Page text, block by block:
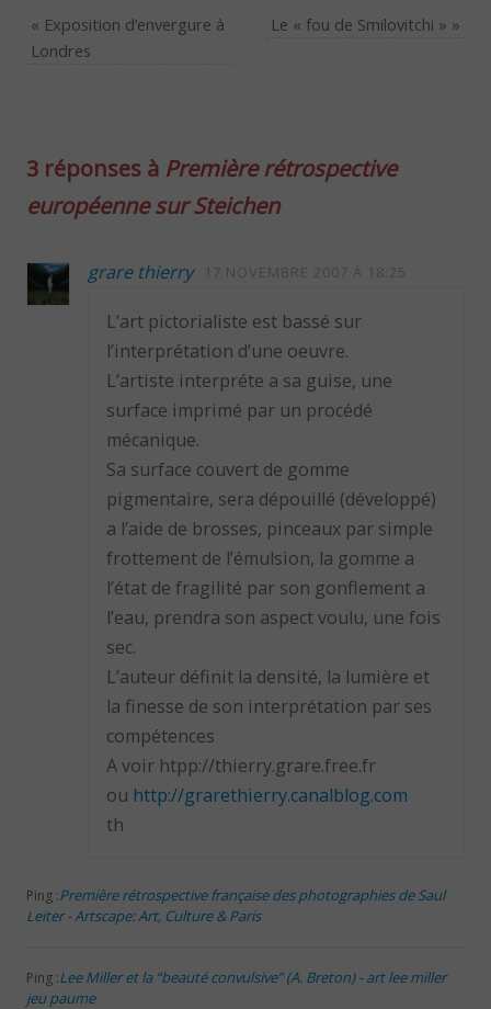
« Exposition d’envergure à
Londres
Le « fou de Smilovitchi » »
3 réponses à Première rétrospective
européenne sur Steichen
grare thierry 17 NOVEMBRE 2007 À 18:25
L’art pictorialiste est bassé sur
l’interprétation d’une oeuvre.
L’artiste interpréte a sa guise, une
surface imprimé par un procédé
mécanique.
Sa surface couvert de gomme
pigmentaire, sera dépouillé (développé)
a l’aide de brosses, pinceaux par simple
frottement de l’émulsion, la gomme a
l’état de fragilité par son gonflement a
l’eau, prendra son aspect voulu, une fois
sec.
L’auteur définit la densité, la lumière et
la finesse de son interprétation par ses
compétences
A voir htpp://thierry.grare.free.fr
ou http://grarethierry.canalblog.com
th
Ping :Première rétrospective française des photographies de Saul
Leiter - Artscape: Art, Culture & Paris
Ping :Lee Miller et la “beauté convulsive” (A. Breton) - art lee miller
jeu paume